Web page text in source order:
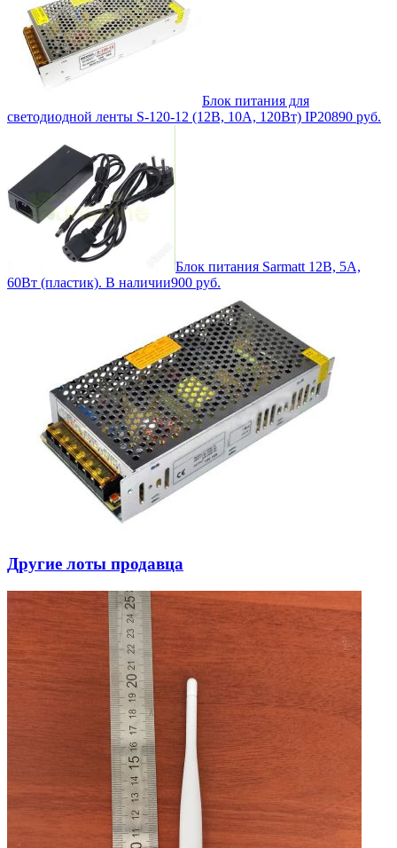
Блок питания для
светодиодной ленты S-120-12 (12В, 10А, 120Вт) IP20890 руб.
Блок питания Sarmatt 12В, 5A,
60Вт (пластик). В наличии900 руб.
Другие лоты продавца